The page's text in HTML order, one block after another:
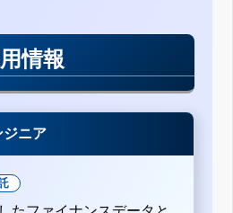
情報
ジニア